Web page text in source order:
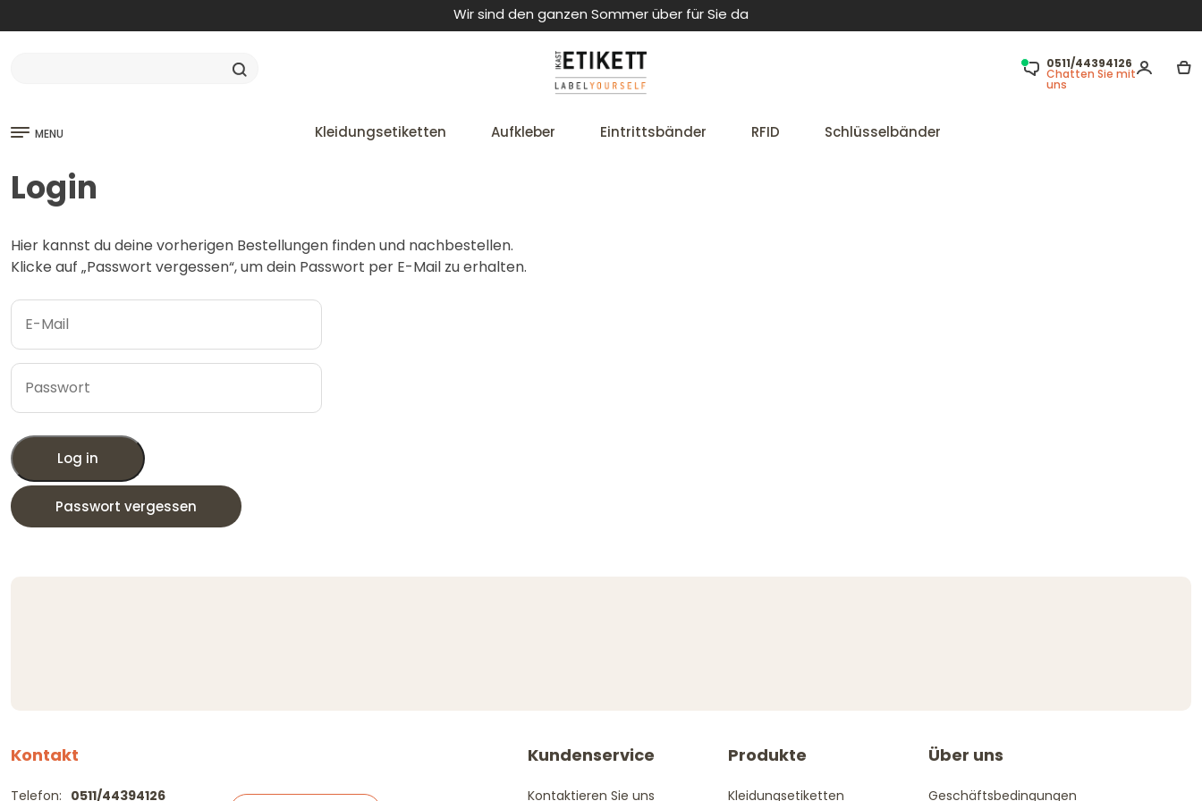
Wir sind den ganzen Sommer über für Sie da
0511/44394126
Chatten Sie mit
uns
MENU Kleidungsetiketten Aufkleber Eintrittsbänder RFID Schlüsselbänder
Login
Hier kannst du deine vorherigen Bestellungen finden und nachbestellen.
Klicke auf „Passwort vergessen“, um dein Passwort per E-Mail zu erhalten.
Log in
Passwort vergessen
Kontakt
Telefon: 0511/44394126
Kundenservice
Kontaktieren Sie uns
Produkte
Kleidungsetiketten
Über uns
Geschäftsbedingungen